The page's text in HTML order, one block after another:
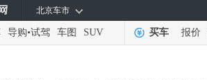
北京车市
导购•试驾 车图 SUV 买车 报价